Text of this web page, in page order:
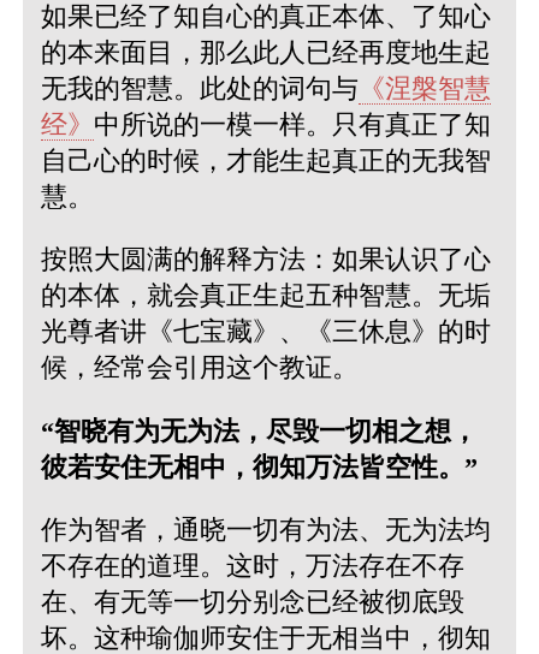
如果已经了知自心的真正本体、了知心
的本来面目，那么此人已经再度地生起
无我的智慧。此处的词句与 《涅槃智慧
经》 中所说的一模一样。只有真正了知
自己心的时候，才能生起真正的无我智
慧。
按照大圆满的解释方法：如果认识了心
的本体，就会真正生起五种智慧。无垢
光尊者讲《七宝藏》、《三休息》的时
候，经常会引用这个教证。
“智晓有为无为法，尽毁一切相之想，
彼若安住无相中，彻知万法皆空性。”
作为智者，通晓一切有为法、无为法均
不存在的道理。这时，万法存在不存
在、有无等一切分别念已经被彻底毁
坏。这种瑜伽师安住于无相当中，彻知